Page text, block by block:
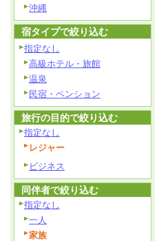
沖縄
宿タイプで絞り込む
指定なし
高級ホテル・旅館
温泉
民宿・ペンション
旅行の目的で絞り込む
指定なし
レジャー
ビジネス
同伴者で絞り込む
指定なし
一人
家族